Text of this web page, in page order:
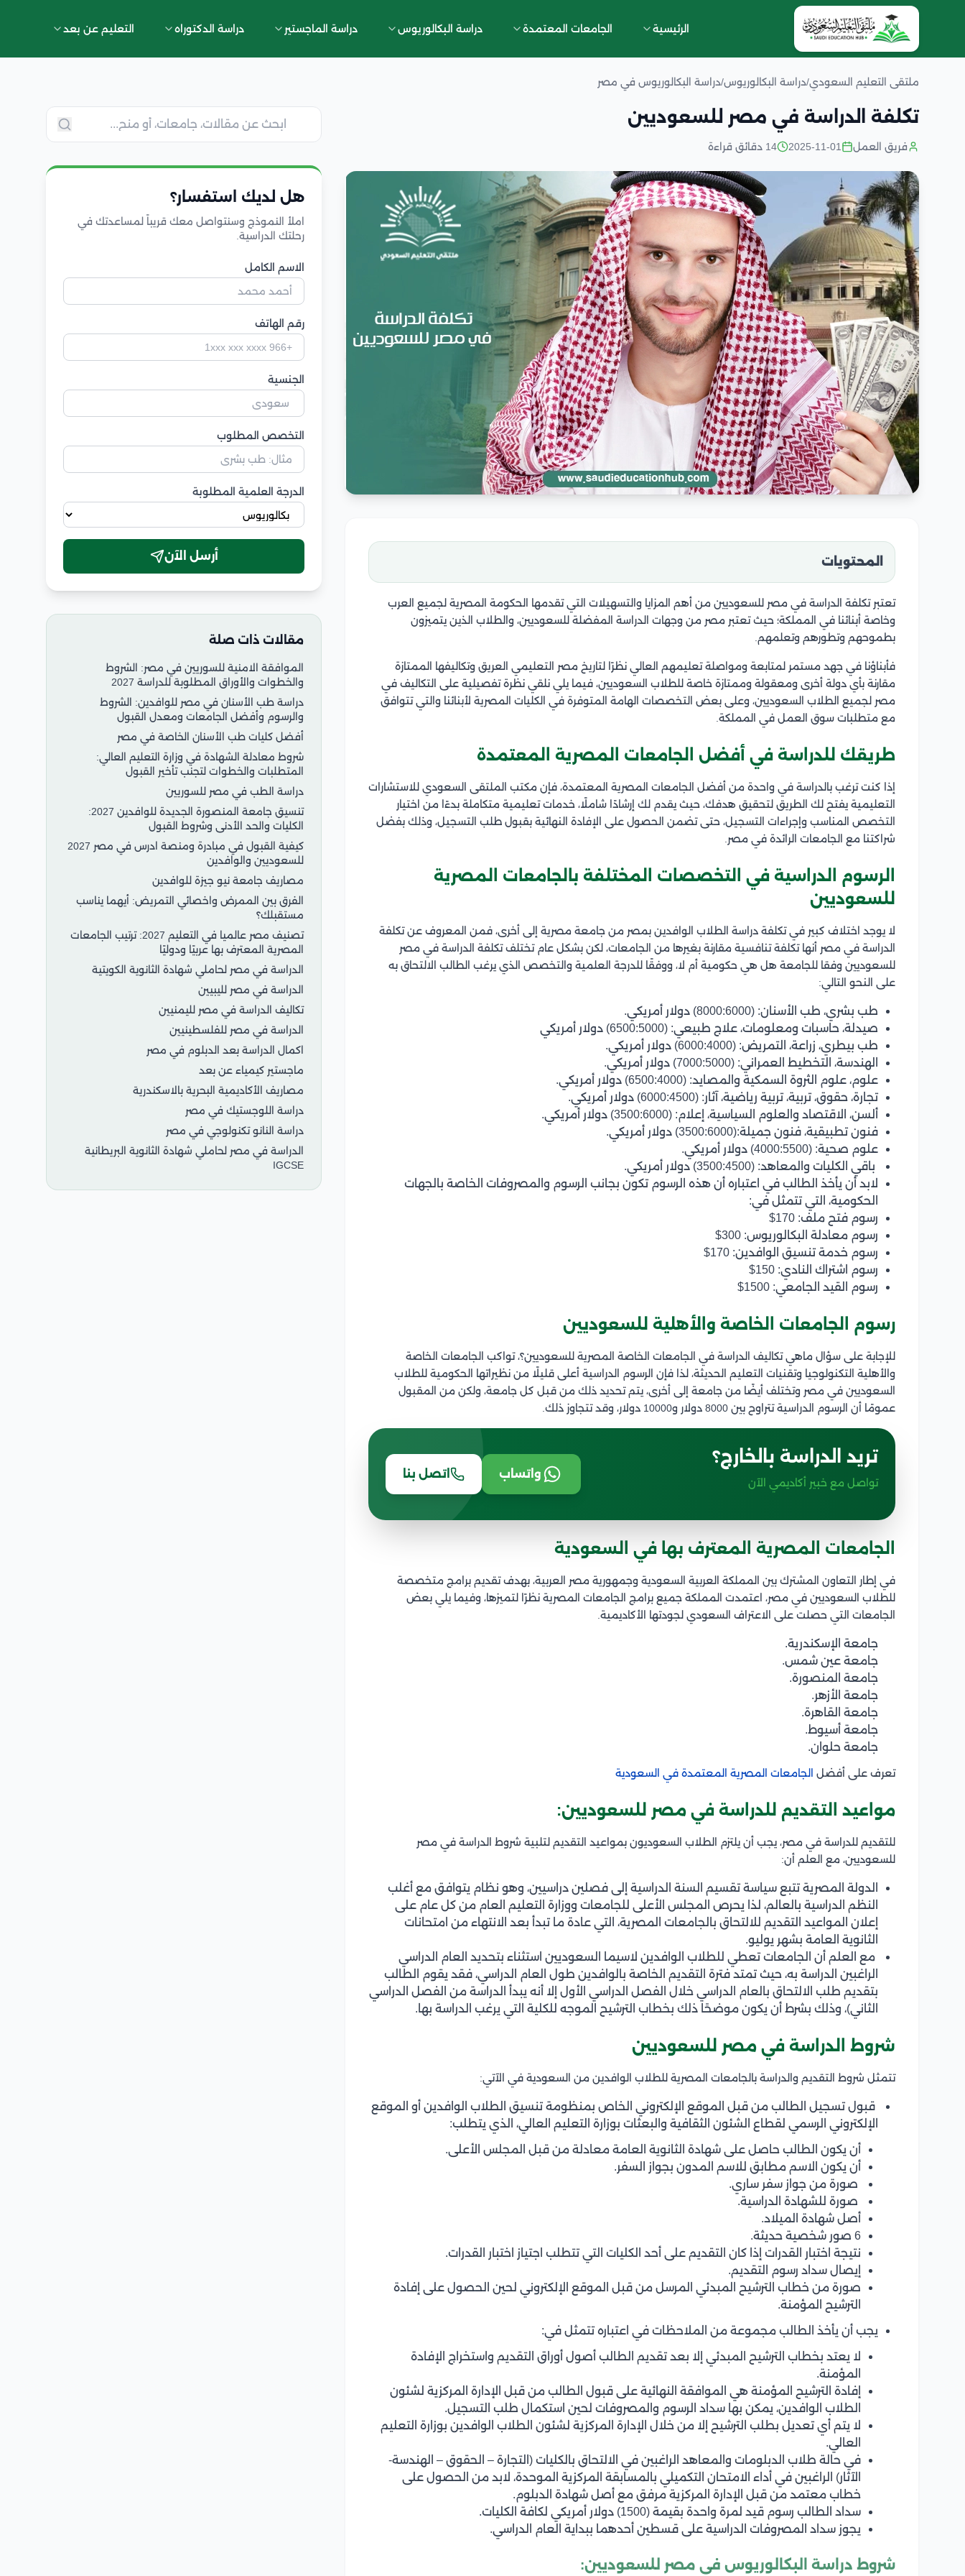
الرئيسية الجامعات المعتمدة دراسة البكالوريوس دراسة الماجستير دراسة الدكتوراه التعليم عن بعد
ملتقى التعليم السعودي/دراسة البكالوريوس/دراسة البكالوريوس في مصر
تكلفة الدراسة في مصر للسعوديين
فريق العمل 2025-11-01 14 دقائق قراءة
المحتويات
تعتبر تكلفة الدراسة في مصر للسعوديين من أهم المزايا والتسهيلات التي تقدمها الحكومة المصرية لجميع العرب
وخاصة أبنائنا في المملكة؛ حيث تعتبر مصر من وجهات الدراسة المفضلة للسعوديين، والطلاب الذين يتميزون
بطموحهم وتطورهم وتعلمهم.
فأبناؤنا في جهد مستمر لمتابعة ومواصلة تعليمهم العالي نظرًا لتاريخ مصر التعليمي العريق وتكاليفها الممتازة
مقارنة بأي دولة أخرى ومعقولة وممتازة خاصة للطلاب السعوديين، فيما يلي نلقي نظرة تفصيلية على التكاليف في
مصر لجميع الطلاب السعوديين، وعلى بعض التخصصات الهامة المتوفرة في الكليات المصرية لأبنائنا والتي تتوافق
مع متطلبات سوق العمل في المملكة.
طريقك للدراسة في أفضل الجامعات المصرية المعتمدة
إذا كنت ترغب بالدراسة في واحدة من أفضل الجامعات المصرية المعتمدة، فإن مكتب الملتقى السعودي للاستشارات
التعليمية يفتح لك الطريق لتحقيق هدفك، حيث يقدم لك إرشادًا شاملًا، خدمات تعليمية متكاملة بدءًا من اختيار
التخصص المناسب وإجراءات التسجيل، حتى تضمن الحصول على الإفادة النهائية بقبول طلب التسجيل، وذلك بفضل
شراكتنا مع الجامعات الرائدة في مصر.
الرسوم الدراسية في التخصصات المختلفة بالجامعات المصرية
للسعوديين
لا يوجد اختلاف كبير في تكلفة دراسة الطلاب الوافدين بمصر من جامعة مصرية إلى أخرى، فمن المعروف عن تكلفة
الدراسة في مصر أنها تكلفة تنافسية مقارنة بغيرها من الجامعات، لكن بشكل عام تختلف تكلفة الدراسة في مصر
للسعوديين وفقا للجامعة هل هي حكومية أم لا، ووفقًا للدرجة العلمية والتخصص الذي يرغب الطالب الالتحاق به
على النحو التالي:
طب بشري، طب الأسنان: (8000:6000) دولار أمريكي.
صيدلة، حاسبات ومعلومات، علاج طبيعي: (6500:5000) دولار أمريكي
طب بيطري، زراعة، التمريض: (6000:4000) دولار أمريكي.
الهندسة، التخطيط العمراني: (7000:5000) دولار أمريكي.
علوم، علوم الثروة السمكية والمصايد: (6500:4000) دولار أمريكي.
تجارة، حقوق، تربية، تربية رياضية، آثار: (6000:4500) دولار أمريكي.
ألسن، الاقتصاد والعلوم السياسية، إعلام: (3500:6000) دولار أمريكي.
فنون تطبيقية، فنون جميلة:(3500:6000) دولار أمريكي.
علوم صحية: (4000:5500) دولار أمريكي.
باقي الكليات والمعاهد: (3500:4500) دولار أمريكي.
لابد أن يأخذ الطالب في اعتباره أن هذه الرسوم تكون بجانب الرسوم والمصروفات الخاصة بالجهات
الحكومية، التي تتمثل في:
رسوم فتح ملف: 170$
رسوم معادلة البكالوريوس: 300$
رسوم خدمة تنسيق الوافدين: 170$
رسوم اشتراك النادي: 150$
رسوم القيد الجامعي: 1500$
رسوم الجامعات الخاصة والأهلية للسعوديين
للإجابة على سؤال ماهي تكاليف الدراسة في الجامعات الخاصة المصرية للسعوديين؟، تواكب الجامعات الخاصة
والأهلية التكنولوجيا وتقنيات التعليم الحديثة، لذا فإن الرسوم الدراسية أعلى قليلًا من نظيراتها الحكومية للطلاب
السعوديين في مصر وتختلف أيضًا من جامعة إلى أخرى، يتم تحديد ذلك من قبل كل جامعة، ولكن من المقبول
عمومًا أن الرسوم الدراسية تتراوح بين 8000 دولار و10000 دولار، وقد تتجاوز ذلك.
تريد الدراسة بالخارج؟
تواصل مع خبير أكاديمي الآن
واتساب اتصل بنا
الجامعات المصرية المعترف بها في السعودية
في إطار التعاون المشترك بين المملكة العربية السعودية وجمهورية مصر العربية، بهدف تقديم برامج متخصصة
للطلاب السعوديين في مصر، اعتمدت المملكة جميع برامج الجامعات المصرية نظرًا لتميزها، وفيما يلي بعض
الجامعات التي حصلت على الاعتراف السعودي لجودتها الأكاديمية.
جامعة الإسكندرية.
جامعة عين شمس.
جامعة المنصورة.
جامعة الأزهر.
جامعة القاهرة.
جامعة أسيوط.
جامعة حلوان.
تعرف على أفضل الجامعات المصرية المعتمدة في السعودية
مواعيد التقديم للدراسة في مصر للسعوديين:
للتقديم للدراسة في مصر، يجب أن يلتزم الطلاب السعوديون بمواعيد التقديم لتلبية شروط الدراسة في مصر
للسعوديين، مع العلم أن:
الدولة المصرية تتبع سياسة تقسيم السنة الدراسية إلى فصلين دراسيين، وهو نظام يتوافق مع أغلب
النظم الدراسية بالعالم، لذا يحرص المجلس الأعلى للجامعات ووزارة التعليم العام من كل عام على
إعلان المواعيد التقديم للالتحاق بالجامعات المصرية، التي عادة ما تبدأ بعد الانتهاء من امتحانات
الثانوية العامة بشهر يوليو.
مع العلم أن الجامعات تعطي للطلاب الوافدين لاسيما السعوديين استثناء بتحديد العام الدراسي
الراغبين الدراسة به، حيث تمتد فترة التقديم الخاصة بالوافدين طول العام الدراسي، فقد يقوم الطالب
بتقديم طلب الالتحاق بالعام الدراسي خلال الفصل الدراسي الأول إلا أنه يبدأ الدراسة من الفصل الدراسي
الثاني)، وذلك بشرط أن يكون موضحًا ذلك بخطاب الترشيح الموجه للكلية التي يرغب الدراسة بها.
شروط الدراسة في مصر للسعوديين
تتمثل شروط التقديم والدراسة بالجامعات المصرية للطلاب الوافدين من السعودية في الآتي:
قبول تسجيل الطالب من قبل الموقع الإلكتروني الخاص بمنظومة تنسيق الطلاب الوافدين أو الموقع
الإلكتروني الرسمي لقطاع الشئون الثقافية والبعثات بوزارة التعليم العالي، الذي يتطلب:
أن يكون الطالب حاصل على شهادة الثانوية العامة معادلة من قبل المجلس الأعلى.
أن يكون الاسم مطابق للاسم المدون بجواز السفر.
صورة من جواز سفر ساري.
صورة للشهادة الدراسية.
أصل شهادة الميلاد.
6 صور شخصية حديثة.
نتيجة اختبار القدرات إذا كان التقديم على أحد الكليات التي تتطلب اجتياز اختبار القدرات.
إيصال سداد رسوم التقديم.
صورة من خطاب الترشيح المبدئي المرسل من قبل الموقع الإلكتروني لحين الحصول على إفادة
الترشيح المؤمنة.
يجب أن يأخذ الطالب مجموعة من الملاحظات في اعتباره تتمثل في:
لا يعتد بخطاب الترشيح المبدئي إلا بعد تقديم الطالب أصول أوراق التقديم واستخراج الإفادة
المؤمنة.
إفادة الترشيح المؤمنة هي الموافقة النهائية على قبول الطالب من قبل الإدارة المركزية لشئون
الطلاب الوافدين، يمكن بها سداد الرسوم والمصروفات لحين استكمال طلب التسجيل.
لا يتم أي تعديل بطلب الترشيح إلا من خلال الإدارة المركزية لشئون الطلاب الوافدين بوزارة التعليم
العالي.
في حالة طلاب الدبلومات والمعاهد الراغبين في الالتحاق بالكليات (التجارة – الحقوق – الهندسة-
الآثار) الراغبين في أداء الامتحان التكميلي بالمسابقة المركزية الموحدة، لابد من الحصول على
خطاب معتمد من قبل الإدارة المركزية مرفق مع أصل شهادة الدبلوم.
سداد الطالب رسوم قيد لمرة واحدة بقيمة (1500) دولار أمريكي لكافة الكليات.
يجوز سداد المصروفات الدراسية على قسطين أحدهما ببداية العام الدراسي.
شروط دراسة البكالوريوس في مصر للسعوديين:
هل لديك استفسار؟
املأ النموذج وسنتواصل معك قريباً لمساعدتك في
رحلتك الدراسية.
الاسم الكامل
رقم الهاتف
الجنسية
التخصص المطلوب
الدرجة العلمية المطلوبة
أرسل الآن
مقالات ذات صلة
الموافقة الامنية للسوريين في مصر: الشروط
والخطوات والأوراق المطلوبة للدراسة 2027
دراسة طب الأسنان في مصر للوافدين: الشروط
والرسوم وأفضل الجامعات ومعدل القبول
أفضل كليات طب الأسنان الخاصة في مصر
شروط معادلة الشهادة في وزارة التعليم العالي:
المتطلبات والخطوات لتجنب تأخير القبول
دراسة الطب في مصر للسوريين
تنسيق جامعة المنصورة الجديدة للوافدين 2027:
الكليات والحد الأدنى وشروط القبول
كيفية القبول في مبادرة ومنصة ادرس في مصر 2027
للسعوديين والوافدين
مصاريف جامعة نيو جيزة للوافدين
الفرق بين الممرض واخصائي التمريض: أيهما يناسب
مستقبلك؟
تصنيف مصر عالميا في التعليم 2027: ترتيب الجامعات
المصرية المعترف بها عربيًا ودوليًا
الدراسة في مصر لحاملي شهادة الثانوية الكويتية
الدراسة في مصر لليبيين
تكاليف الدراسة في مصر لليمنيين
الدراسة في مصر للفلسطينيين
اكمال الدراسة بعد الدبلوم في مصر
ماجستير كيمياء عن بعد
مصاريف الأكاديمية البحرية بالاسكندرية
دراسة اللوجستيك في مصر
دراسة النانو تكنولوجي في مصر
الدراسة في مصر لحاملي شهادة الثانوية البريطانية
IGCSE